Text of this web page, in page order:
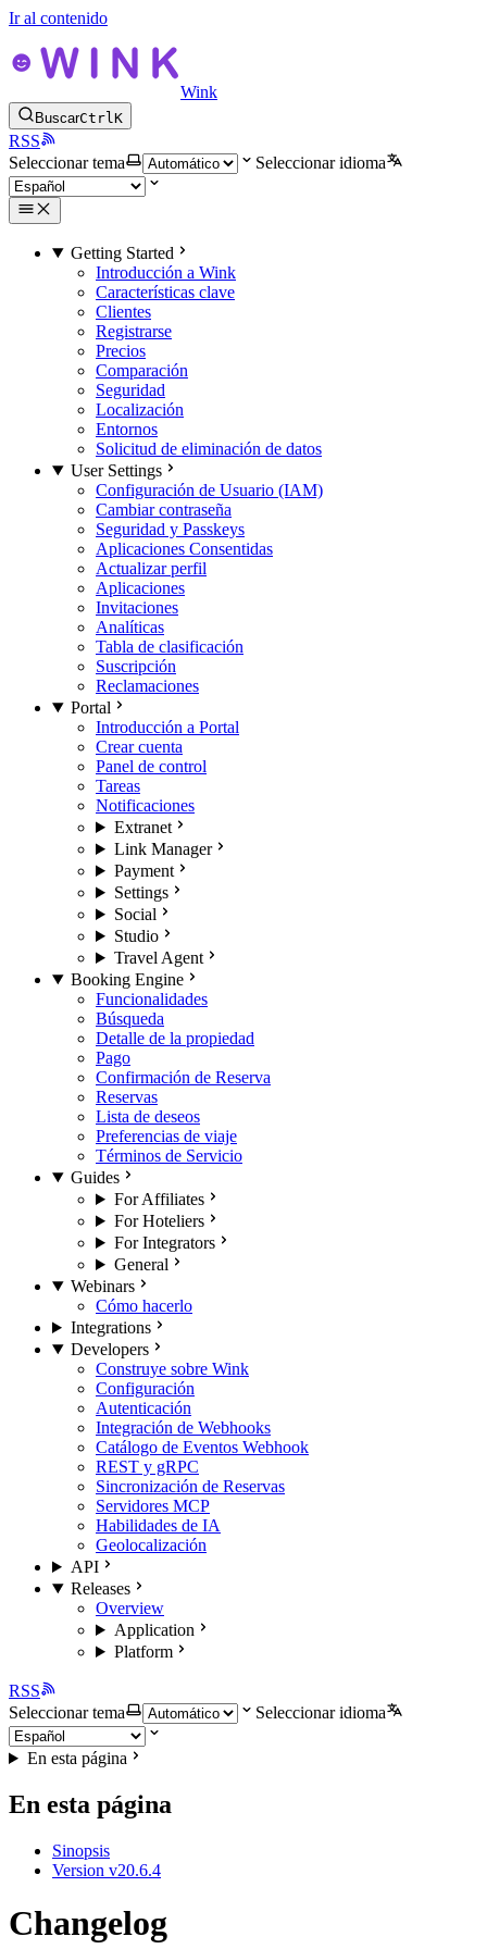
Ir al contenido
Wink
BuscarCtrlK
RSS
Seleccionar tema
Seleccionar idioma
Getting Started
Introducción a Wink
Características clave
Clientes
Registrarse
Precios
Comparación
Seguridad
Localización
Entornos
Solicitud de eliminación de datos
User Settings
Configuración de Usuario (IAM)
Cambiar contraseña
Seguridad y Passkeys
Aplicaciones Consentidas
Actualizar perfil
Aplicaciones
Invitaciones
Analíticas
Tabla de clasificación
Suscripción
Reclamaciones
Portal
Introducción a Portal
Crear cuenta
Panel de control
Tareas
Notificaciones
Extranet
Link Manager
Payment
Settings
Social
Studio
Travel Agent
Booking Engine
Funcionalidades
Búsqueda
Detalle de la propiedad
Pago
Confirmación de Reserva
Reservas
Lista de deseos
Preferencias de viaje
Términos de Servicio
Guides
For Affiliates
For Hoteliers
For Integrators
General
Webinars
Cómo hacerlo
Integrations
Developers
Construye sobre Wink
Configuración
Autenticación
Integración de Webhooks
Catálogo de Eventos Webhook
REST y gRPC
Sincronización de Reservas
Servidores MCP
Habilidades de IA
Geolocalización
API
Releases
Overview
Application
Platform
RSS
Seleccionar tema
Seleccionar idioma
En esta página
En esta página
Sinopsis
Version v20.6.4
Changelog